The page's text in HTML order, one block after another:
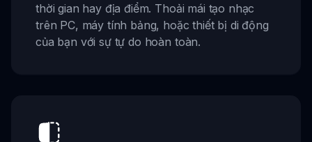
thời gian hay địa điểm. Thoải mái tạo nhạc
trên PC, máy tính bảng, hoặc thiết bị di động
của bạn với sự tự do hoàn toàn.